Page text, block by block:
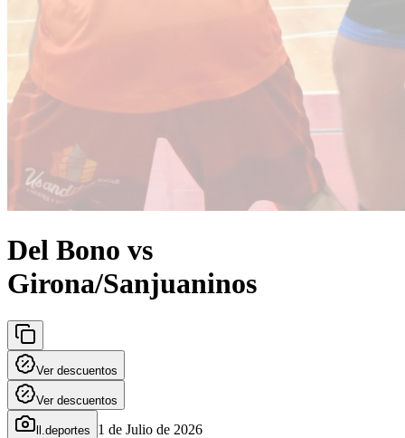
Del Bono vs
Girona/Sanjuaninos
Ver descuentos
Ver descuentos
ll.deportes
1 de Julio de 2026